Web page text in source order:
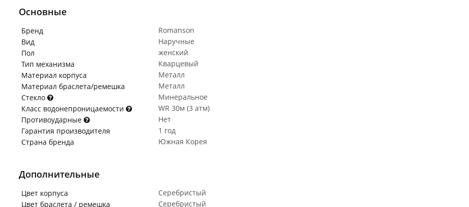
Основные
Бренд
Romanson
Вид
Наручные
Пол
женский
Тип механизма
Кварцевый
Материал корпуса
Металл
Материал браслета/ремешка
Металл
Стекло
Минеральное
Класс водонепроницаемости
WR 30м (3 атм)
Противоударные
Нет
Гарантия производителя
1 год
Страна бренда
Южная Корея
Дополнительные
Цвет корпуса
Серебристый
Цвет браслета / ремешка
Серебристый